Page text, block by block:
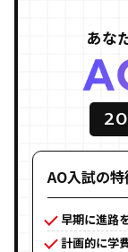
あな
AO入試の
早期に進路
計画的に学